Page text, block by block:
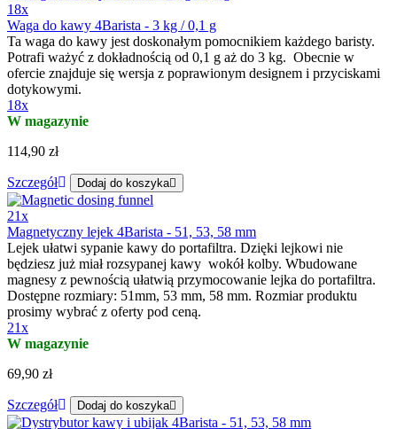
18x
Waga do kawy 4Barista - 3 kg / 0,1 g
Ta waga do kawy jest doskonałym pomocnikiem każdego baristy.
Potrafi ważyć z dokładnością od 0,1 g aż do 3 kg. Obecnie w
ofercie znajduje się wersja z poprawionym designem i przyciskami
dotykowymi.
18x
W magazynie
114,90 zł
Szczegół Dodaj do koszyka
21x
Magnetyczny lejek 4Barista - 51, 53, 58 mm
Lejek ułatwi sypanie kawy do portafiltra. Dzięki lejkowi nie
będziesz już miał rozsypanej kawy wokół kolby. Wbudowane
magnesy z pewnością ułatwią przymocowanie lejka do portafiltra.
Dostępne rozmiary: 51mm, 53 mm, 58 mm. Rozmiar produktu
prosimy wybrać z oferty pod ceną.
21x
W magazynie
69,90 zł
Szczegół Dodaj do koszyka